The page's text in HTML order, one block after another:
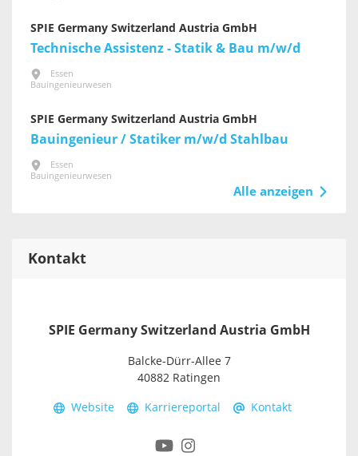
SPIE Germany Switzerland Austria GmbH
Technische Assistenz - Statik & Bau m/w/d
Essen
Bauingenieurwesen
SPIE Germany Switzerland Austria GmbH
Bauingenieur / Statiker m/w/d Stahlbau
Essen
Bauingenieurwesen
Alle anzeigen
Kontakt
SPIE Germany Switzerland Austria GmbH
Balcke-Dürr-Allee 7
40882 Ratingen
Website Karriereportal Kontakt